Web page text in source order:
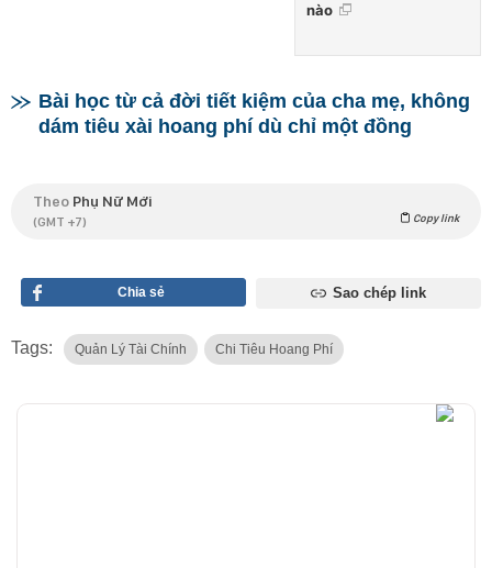
nào
Bài học từ cả đời tiết kiệm của cha mẹ, không
dám tiêu xài hoang phí dù chỉ một đồng
Theo Phụ Nữ Mới
(GMT +7) Copy link
Chia sẻ Sao chép link
Tags: Quản Lý Tài Chính Chi Tiêu Hoang Phí